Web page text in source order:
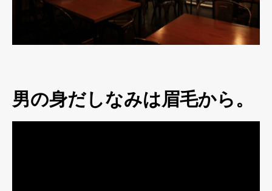
男の身だしなみは眉毛から。